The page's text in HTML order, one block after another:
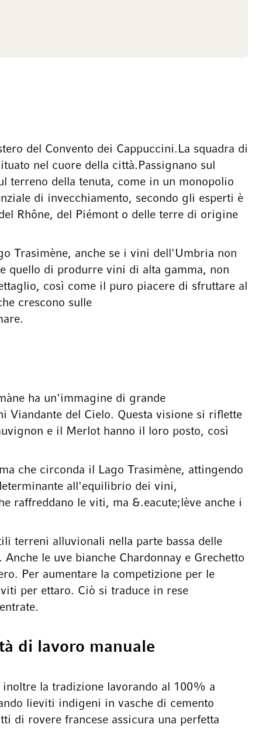
del Convento dei Cappuccini.La squadra di
nel cuore della città.Passignano sul
terreno della tenuta, come in un monopolio
di invecchiamento, secondo gli esperti è
Rhône, del Piémont o delle terre di origine
Trasimène, anche se i vini dell'Umbria non
quello di produrre vini di alta gamma, non
così come il puro piacere di sfruttare al
crescono sulle
ha un'immagine di grande
del Cielo. Questa visione si riflette
e il Merlot hanno il loro posto, così
che circonda il Lago Trasimène, attingendo
all'equilibrio dei vini,
raffreddano le viti, ma &.eacute;lève anche i
terreni alluvionali nella parte bassa delle
le uve bianche Chardonnay e Grechetto
Per aumentare la competizione per le
per ettaro. Ciò si traduce in rese
di lavoro manuale
la tradizione lavorando al 100% a
lieviti indigeni in vasche di cemento
di rovere francese assicura una perfetta